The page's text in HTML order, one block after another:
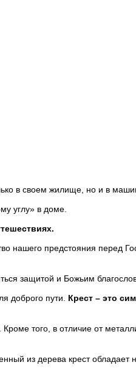
в своем жилище, но и в
углу» в доме.
нашего предстояния перед
защитой и Божьим
доброго пути. Крест – это
того, в отличие от
из дерева крест обладает